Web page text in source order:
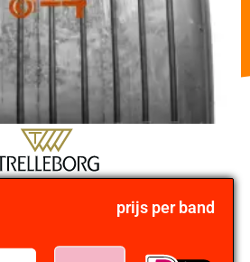
prijs per band